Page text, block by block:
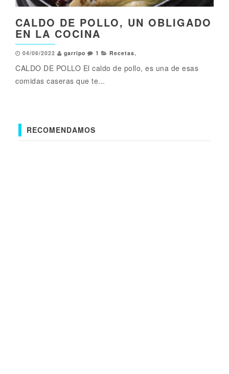
CALDO DE POLLO, UN OBLIGADO
EN LA COCINA
04/06/2022 garripo 1 Recetas,
CALDO DE POLLO El caldo de pollo, es una de esas
comidas caseras que te...
RECOMENDAMOS